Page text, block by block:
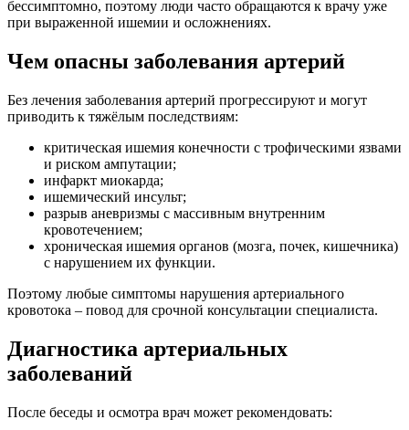
бессимптомно, поэтому люди часто обращаются к врачу уже
при выраженной ишемии и осложнениях.
Чем опасны заболевания артерий
Без лечения заболевания артерий прогрессируют и могут
приводить к тяжёлым последствиям:
критическая ишемия конечности с трофическими язвами
и риском ампутации;
инфаркт миокарда;
ишемический инсульт;
разрыв аневризмы с массивным внутренним
кровотечением;
хроническая ишемия органов (мозга, почек, кишечника)
с нарушением их функции.
Поэтому любые симптомы нарушения артериального
кровотока – повод для срочной консультации специалиста.
Диагностика артериальных
заболеваний
После беседы и осмотра врач может рекомендовать: